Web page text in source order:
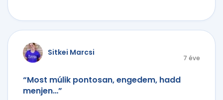
Sitkei Marcsi
7 éve
“Most múlik pontosan, engedem, hadd
menjen…”